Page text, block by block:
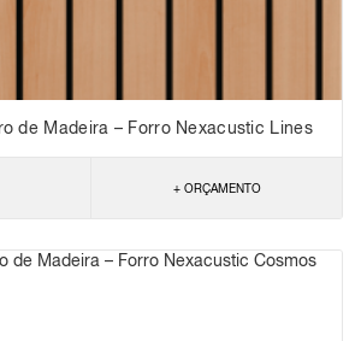
de Madeira – Forro Nexacustic Lines
+ ORÇAMENTO